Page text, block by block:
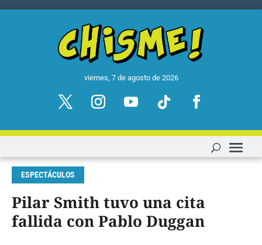
viernes, 7 de agosto de 2026
ESPECTÁCULOS
Pilar Smith tuvo una cita
fallida con Pablo Duggan